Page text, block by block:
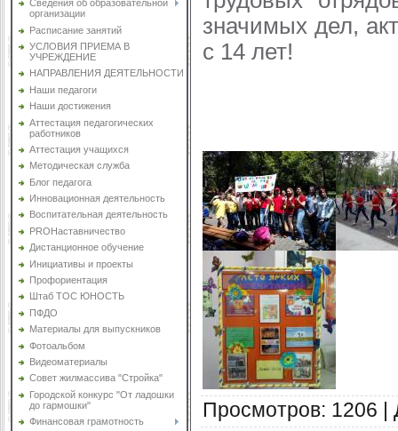
Сведения об образовательной
организации
Расписание занятий
УСЛОВИЯ ПРИЕМА В
УЧРЕЖДЕНИЕ
НАПРАВЛЕНИЯ ДЕЯТЕЛЬНОСТИ
Наши педагоги
Наши достижения
Аттестация педагогических
работников
Аттестация учащихся
Методическая служба
Блог педагога
Инновационная деятельность
Воспитательная деятельность
PROНаставничество
Дистанционное обучение
Инициативы и проекты
Профориентация
Штаб ТОС ЮНОСТЬ
ПФДО
Материалы для выпускников
Фотоальбом
Видеоматериалы
Совет жилмассива "Стройка"
Городской конкурс "От ладошки
до гармошки"
Финансовая грамотность
значимых дел,
с 14 лет!
Просмотров: 1206